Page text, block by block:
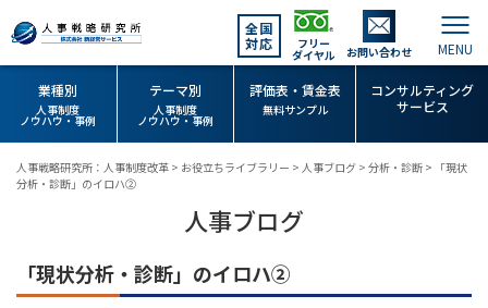
全国
対応
フリー
ダイヤル お問い合わせ
業種別
人事制度
ノウハウ・事例
テーマ別
人事制度
ノウハウ・事例
評価表・賃金表
無料サンプル
コンサルティング
サービス
人事戦略研究所：人事制度改革 > お役立ちライブラリー > 人事ブログ > 分析・診断 > 「現状
分析・診断」のイロハ②
人事ブログ
「現状分析・診断」のイロハ②